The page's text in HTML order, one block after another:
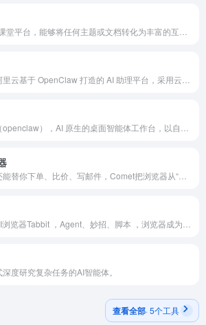
度研究复杂任务的AI智能体。
查看全部· 5个工具